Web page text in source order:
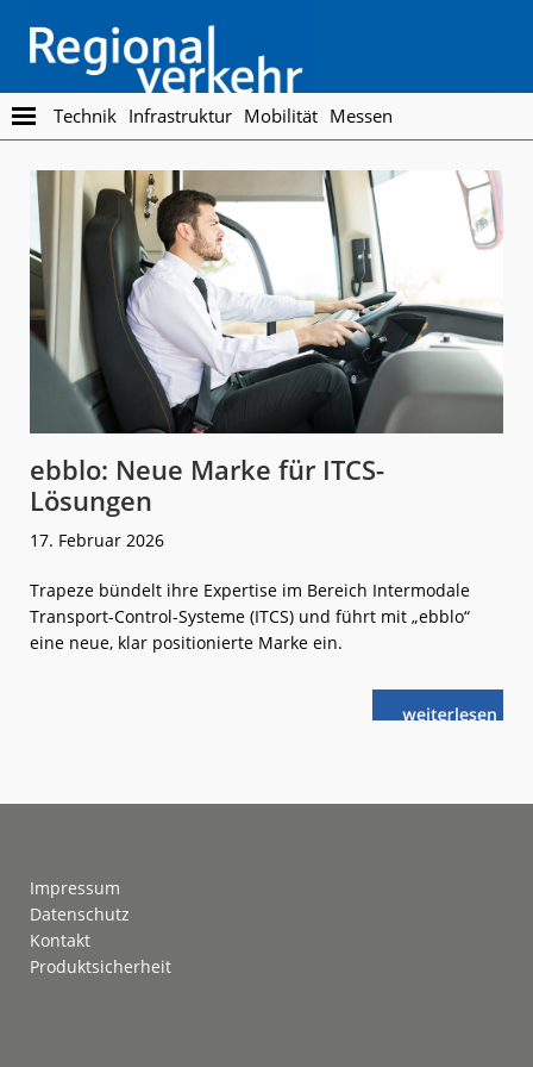
main
content
footer
Regionalverkehr
Die
Fachzeitschrift
den
Öffentlichen
Personennahverkehr
Technik Infrastruktur Mobilität Messen
ebblo: Neue Marke für ITCS-
Lösungen
17. Februar 2026
Trapeze bündelt ihre Expertise im Bereich Intermodale
Transport-Control-Systeme (ITCS) und führt mit „ebblo“
eine neue, klar positionierte Marke ein.
weiterlese
nebblo:
Impressum
Datenschutz
Kontakt
Produktsicherheit